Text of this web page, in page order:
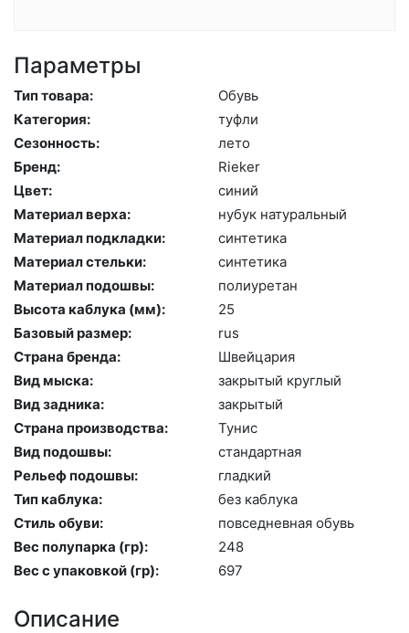
Параметры
Тип товара:
Обувь
Категория:
туф­ли
Сезонность:
ле­то
Бренд:
Ri­eker
Цвет:
си­ний
Материал верха:
ну­бук на­тураль­ный
Материал подкладки:
син­те­тика
Материал стельки:
син­те­тика
Материал подошвы:
по­ли­уре­тан
Высота каблука (мм):
25
Базовый размер:
rus
Страна бренда:
Швей­ца­рия
Вид мыска:
зак­ры­тый круг­лый
Вид задника:
зак­ры­тый
Страна производства:
Ту­нис
Вид подошвы:
стан­дарт­ная
Рельеф подошвы:
глад­кий
Тип каблука:
без каб­лу­ка
Стиль обуви:
пов­седнев­ная обувь
Вес полупарка (гр):
248
Вес с упаковкой (гр):
697
Описание